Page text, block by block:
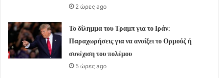
2 ώρες ago
Το δίλημμα του Τραμπ για το Ιράν:
Παραχωρήσεις για να ανοίξει το Ορμούζ ή
συνέχιση του πολέμου
5 ώρες ago